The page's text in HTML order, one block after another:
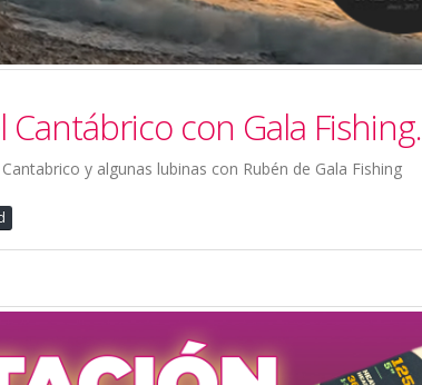
con Gala Fishing.
y algunas lubinas con Rubén de Gala Fishing